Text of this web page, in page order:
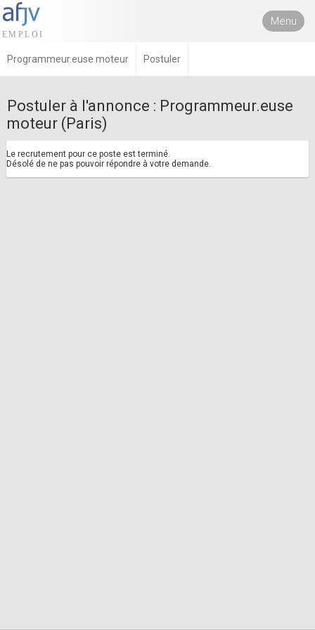
Menu
Programmeur.euse moteur Postuler
Postuler à l'annonce : Programmeur.euse
moteur (Paris)
Le recrutement pour ce poste est terminé.
Désolé de ne pas pouvoir répondre à votre demande.